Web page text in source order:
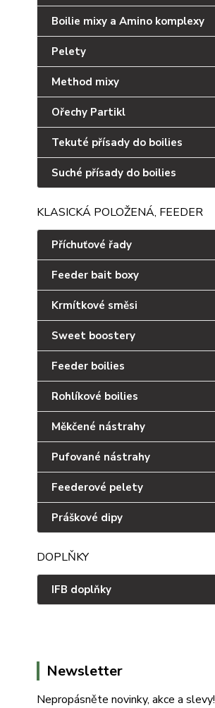
Boilie mixy a Amino komplexy
Pelety
Method mixy
Ořechy Partikl
Tekuté přísady do boilies
Suché přísady do boilies
KLASICKÁ POLOŽENÁ, FEEDER
Příchuťové řady
Feeder bait boxy
Krmítkové směsi
Sweet boostery
Feeder boilies
Rohlíkové boilies
Měkčené nástrahy
Pufované nástrahy
Feederové pelety
Práškové dipy
DOPLŇKY
IFB doplňky
Newsletter
Nepropásněte novinky, akce a slevy!